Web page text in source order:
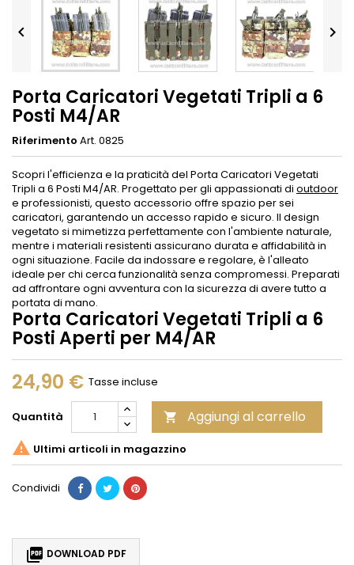
 
Porta Caricatori Vegetati Tripli a 6
Posti M4/AR
Riferimento Art. 0825
Scopri l'efficienza e la praticità del Porta Caricatori Vegetati
Tripli a 6 Posti M4/AR. Progettato per gli appassionati di outdoor
e professionisti, questo accessorio offre spazio per sei
caricatori, garantendo un accesso rapido e sicuro. Il design
vegetato si mimetizza perfettamente con l'ambiente naturale,
mentre i materiali resistenti assicurano durata e affidabilità in
ogni situazione. Facile da indossare e regolare, è l'alleato
ideale per chi cerca funzionalità senza compromessi. Preparati
ad affrontare ogni avventura con la sicurezza di avere tutto a
portata di mano.
Porta Caricatori Vegetati Tripli a 6
Posti Aperti per M4/AR
24,90 € Tasse incluse
Quantità  Aggiungi al carrello
 Ultimi articoli in magazzino
Condividi
 DOWNLOAD PDF